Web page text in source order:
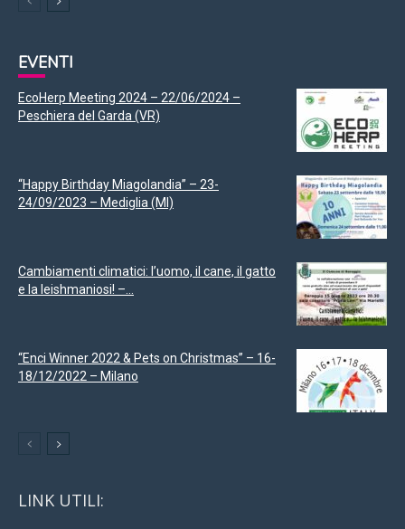
EVENTI
EcoHerp Meeting 2024 – 22/06/2024 –
Peschiera del Garda (VR)
“Happy Birthday Miagolandia” – 23-
24/09/2023 – Mediglia (MI)
Cambiamenti climatici: l’uomo, il cane, il gatto
e la leishmaniosi! –...
“Enci Winner 2022 & Pets on Christmas” – 16-
18/12/2022 – Milano
LINK UTILI: